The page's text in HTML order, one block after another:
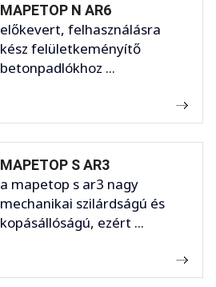
MAPETOP N AR6
előkevert, felhasználásra
kész felületkeményítő
betonpadlókhoz ...
MAPETOP S AR3
a mapetop s ar3 nagy
mechanikai szilárdságú és
kopásállóságú, ezért ...